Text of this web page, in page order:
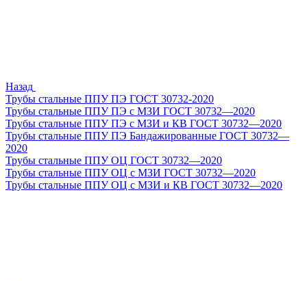
Назад
Трубы стальные ППУ ПЭ ГОСТ 30732-2020
Трубы стальные ППУ ПЭ с МЗИ ГОСТ 30732—2020
Трубы стальные ППУ ПЭ с МЗИ и КВ ГОСТ 30732—2020
Трубы стальные ППУ ПЭ Бандажированные ГОСТ 30732—
2020
Трубы стальные ППУ ОЦ ГОСТ 30732—2020
Трубы стальные ППУ ОЦ с МЗИ ГОСТ 30732—2020
Трубы стальные ППУ ОЦ с МЗИ и КВ ГОСТ 30732—2020